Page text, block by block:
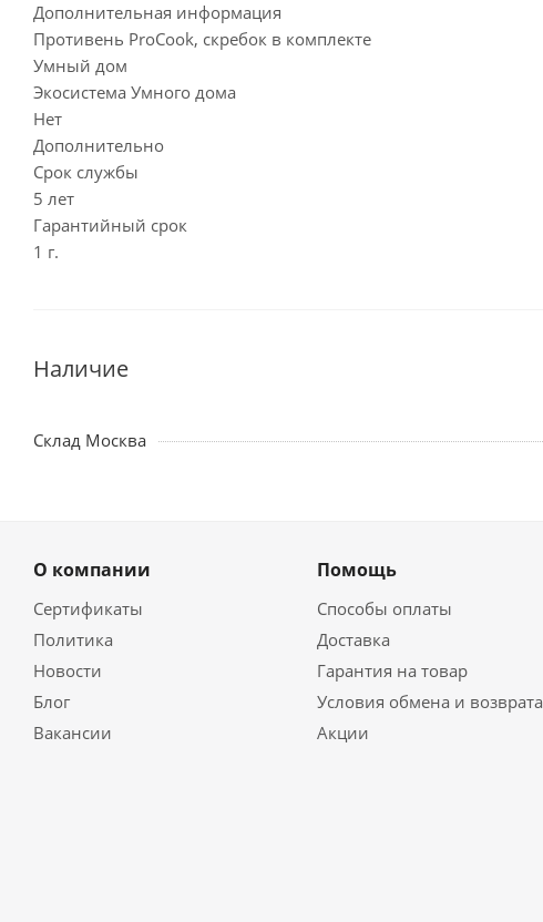
Дополнительная информация
Противень ProCook, скребок в комплекте
Умный дом
Экосистема Умного дома
Нет
Дополнительно
Срок службы
5 лет
Гарантийный срок
1 г.
Наличие
Склад Москва
О компании
Сертификаты
Политика
Новости
Блог
Вакансии
Помощь
Способы оплаты
Доставка
Гарантия на товар
Условия обмена и возврата
Акции